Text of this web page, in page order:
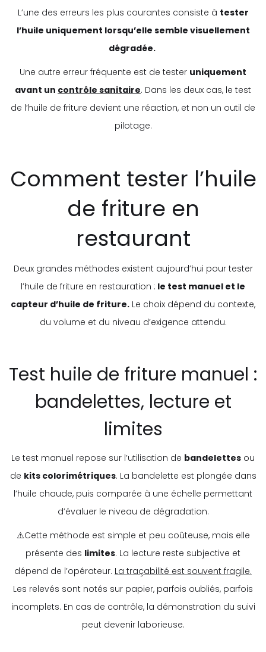
L’une des erreurs les plus courantes consiste à tester
l’huile uniquement lorsqu’elle semble visuellement
dégradée.
Une autre erreur fréquente est de tester uniquement
avant un contrôle sanitaire. Dans les deux cas, le test
de l’huile de friture devient une réaction, et non un outil de
pilotage.
Comment tester l’huile
de friture en
restaurant
Deux grandes méthodes existent aujourd’hui pour tester
l’huile de friture en restauration : le test manuel et le
capteur d’huile de friture. Le choix dépend du contexte,
du volume et du niveau d’exigence attendu.
Test huile de friture manuel :
bandelettes, lecture et
limites
Le test manuel repose sur l’utilisation de bandelettes ou
de kits colorimétriques. La bandelette est plongée dans
l’huile chaude, puis comparée à une échelle permettant
d’évaluer le niveau de dégradation.
⚠️Cette méthode est simple et peu coûteuse, mais elle
présente des limites. La lecture reste subjective et
dépend de l’opérateur. La traçabilité est souvent fragile.
Les relevés sont notés sur papier, parfois oubliés, parfois
incomplets. En cas de contrôle, la démonstration du suivi
peut devenir laborieuse.